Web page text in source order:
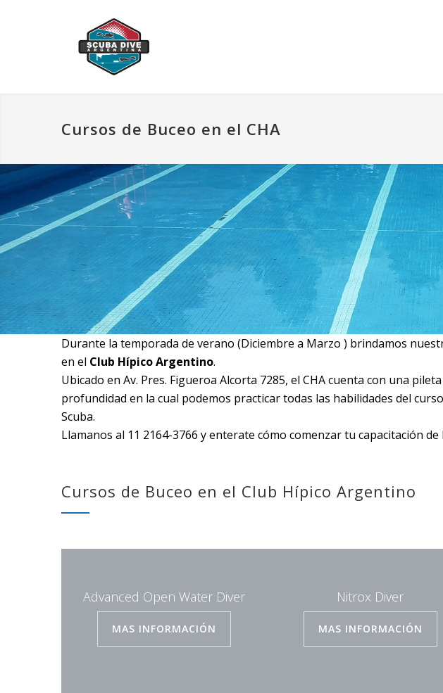
Cursos de Buceo en el CHA
Durante la temporada de verano (Diciembre a Marzo ) brindamos
en el Club Hípico Argentino.
Ubicado en Av. Pres. Figueroa Alcorta 7285, el CHA cuenta con una
profundidad en la cual podemos practicar todas las habilidades del
Scuba.
Llamanos al 11 2164-3766 y enterate cómo comenzar tu capacitación
Cursos de Buceo en el Club Hípico Argentino
Advanced Open Water Diver
MAS INFORMACIÓN
Nitrox Diver
MAS INFORMACIÓN